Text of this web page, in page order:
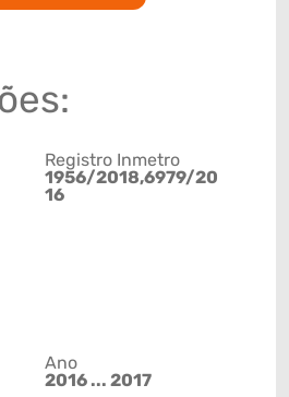
Registro Inmetro
1956/2018,6979/20
16
Ano
2016 ... 2017